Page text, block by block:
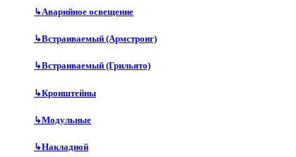
↳Аварийное освещение
↳Встраиваемый (Армстронг)
↳Встраиваемый (Грильято)
↳Кронштейны
↳Модульные
↳Накладной